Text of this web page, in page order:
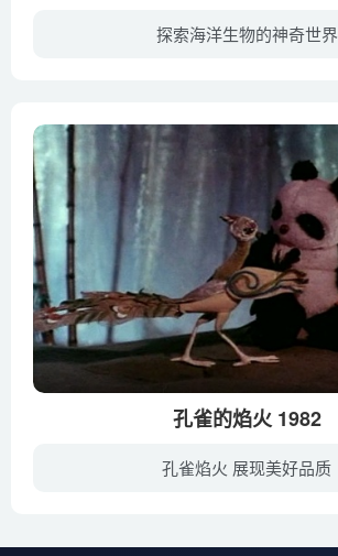
探索海洋生物的神奇世界
孔雀的焰火 1982
孔雀焰火 展现美好品质